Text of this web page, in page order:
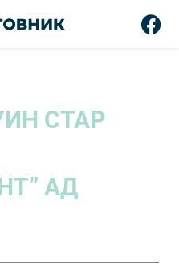
СТАР
АД